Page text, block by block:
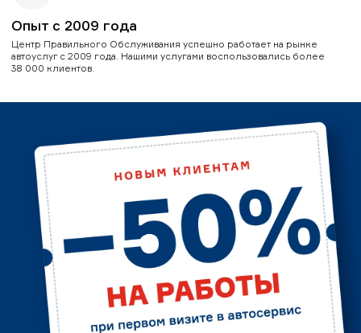
Опыт с 2009 года
Центр Правильного Обслуживания успешно работает на рынке
автоуслуг с 2009 года. Нашими услугами воспользовались более
38 000 клиентов.